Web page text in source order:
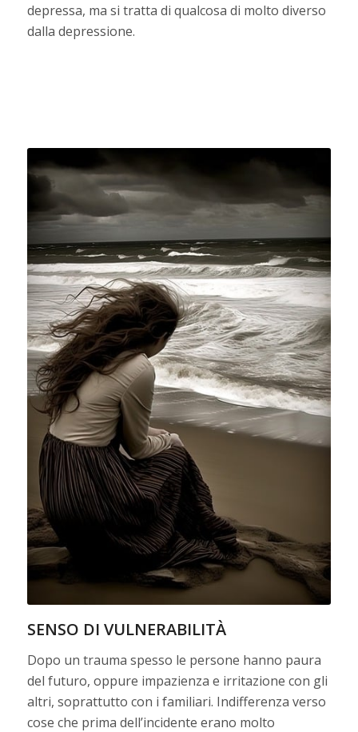
depressa, ma si tratta di qualcosa di molto diverso
dalla depressione.
SENSO DI VULNERABILITÀ
Dopo un trauma spesso le persone hanno paura
del futuro, oppure impazienza e irritazione con gli
altri, soprattutto con i familiari. Indifferenza verso
cose che prima dell’incidente erano molto